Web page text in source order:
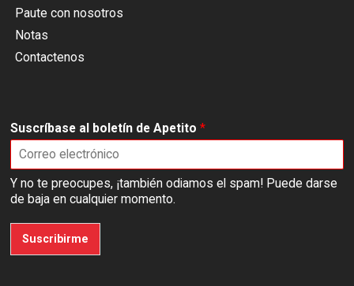
Paute con nosotros
Notas
Contactenos
Suscríbase al boletín de Apetito *
Y no te preocupes, ¡también odiamos el spam! Puede darse
de baja en cualquier momento.
Suscribirme